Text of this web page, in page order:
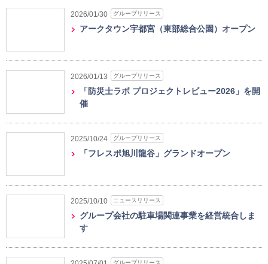
2026/01/30 グループリリース
アークタウン宇都宮（東部総合公園）オープン
2026/01/13 グループリリース
「防災士ラボ プロジェクトレビュー2026」を開
催
2025/10/24 グループリリース
「フレスポ旭川龍谷」グランドオープン
2025/10/10 ニュースリリース
グループ会社の駐車場関連事業を経営統合しま
す
グループリリース